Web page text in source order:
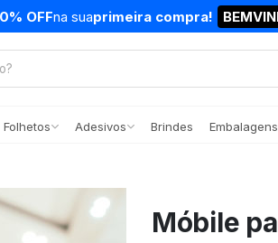
OFFna suaprimeira compra!
Folhetos Adesivos Brindes
Móbile